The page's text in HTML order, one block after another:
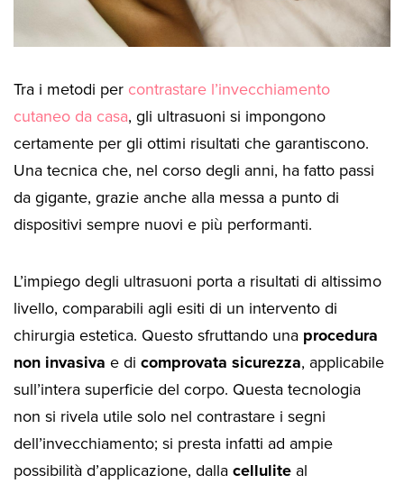
Tra i metodi per contrastare l’invecchiamento
cutaneo da casa, gli ultrasuoni si impongono
certamente per gli ottimi risultati che garantiscono.
Una tecnica che, nel corso degli anni, ha fatto passi
da gigante, grazie anche alla messa a punto di
dispositivi sempre nuovi e più performanti.
L’impiego degli ultrasuoni porta a risultati di altissimo
livello, comparabili agli esiti di un intervento di
chirurgia estetica. Questo sfruttando una procedura
non invasiva e di comprovata sicurezza, applicabile
sull’intera superficie del corpo. Questa tecnologia
non si rivela utile solo nel contrastare i segni
dell’invecchiamento; si presta infatti ad ampie
possibilità d’applicazione, dallacellulite al